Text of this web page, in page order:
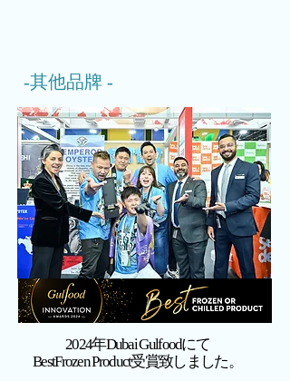
-其他品牌 -
2024年Dubai Gulfoodにて
​BestFrozen Product受賞致しました。